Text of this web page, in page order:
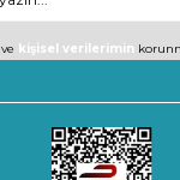
ve kişisel verilerimin